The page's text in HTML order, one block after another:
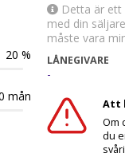
20 %
mån
Detta är ett
med din
måste vara
LÅNEGIVARE
-
Att
Om
du